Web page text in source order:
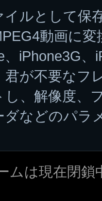
イルとして保
動画に
、iPhone3G
君が不要なフ
、解像度、
ダなどのパラ
ムは現在閉鎖